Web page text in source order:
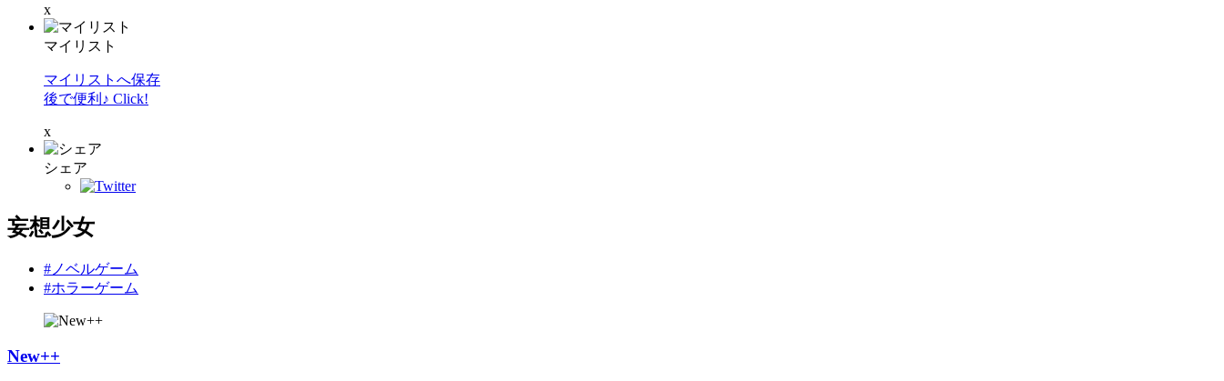
x
マイリスト
マイリストへ保存
後で便利♪ Click!
x
シェア
妄想少女
#ノベルゲーム
#ホラーゲーム
New++